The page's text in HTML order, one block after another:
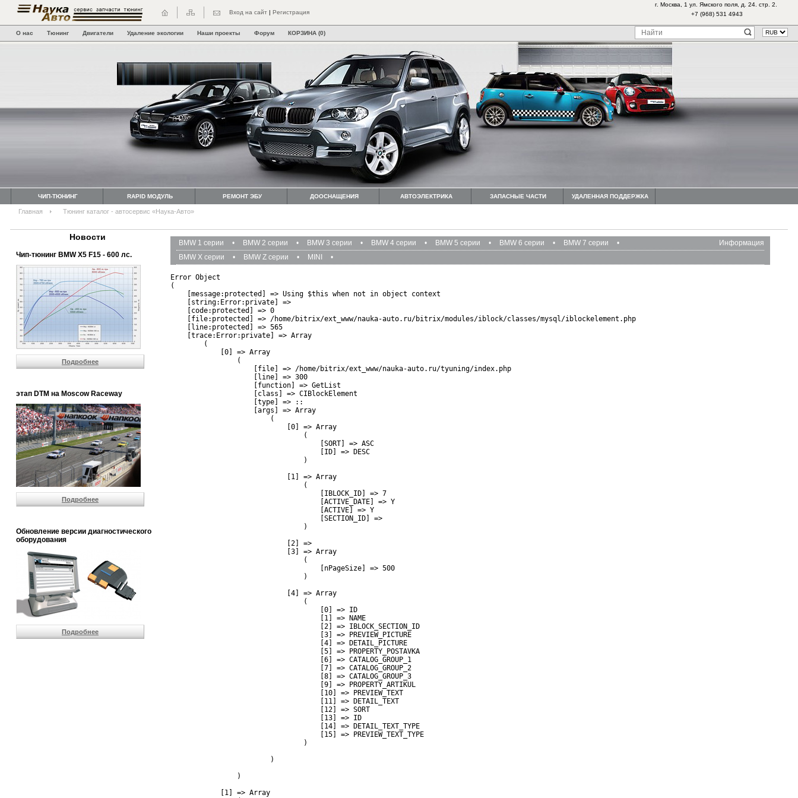
Вход на сайт | Регистрация
г. Москва, 1 ул. Ямского поля, д. 24. стр. 2.
+7 (968) 531 4943
О нас Тюнинг Двигатели Удаление экологии Наши проекты Форум КОРЗИНА (0)
ЧИП-ТЮНИНГ RAPID МОДУЛЬ РЕМОНТ ЭБУ ДООСНАЩЕНИЯ АВТОЭЛЕКТРИКА ЗАПАСНЫЕ ЧАСТИ УДАЛЕННАЯ ПОДДЕРЖКА
Главная Тюнинг каталог - автосервис «Наука-Авто»
Новости
Чип-тюнинг BMW Х5 F15 - 600 лс.
Подробнее
этап DTM на Moscow Raceway
Подробнее
Обновление версии диагностического
оборудования
Подробнее
Информация
BMW 1 серии • BMW 2 серии • BMW 3 серии • BMW 4 серии • BMW 5 серии • BMW 6 серии • BMW 7 серии
•
BMW X серии
• BMW Z серии • MINI •
Error Object
(
    [message:protected] => Using $this when not in object context
    [string:Error:private] =>
    [code:protected] => 0
    [file:protected] => /home/bitrix/ext_www/nauka-auto.ru/bitrix/modules/iblock/classes/mysql/iblockelement.php
    [line:protected] => 565
    [trace:Error:private] => Array
        (
            [0] => Array
                (
                    [file] => /home/bitrix/ext_www/nauka-auto.ru/tyuning/index.php
                    [line] => 300
                    [function] => GetList
                    [class] => CIBlockElement
                    [type] => ::
                    [args] => Array
                        (
                            [0] => Array
                                (
                                    [SORT] => ASC
                                    [ID] => DESC
                                )
                            [1] => Array
                                (
                                    [IBLOCK_ID] => 7
                                    [ACTIVE_DATE] => Y
                                    [ACTIVE] => Y
                                    [SECTION_ID] =>
                                )
                            [2] =>
                            [3] => Array
                                (
                                    [nPageSize] => 500
                                )
                            [4] => Array
                                (
                                    [0] => ID
                                    [1] => NAME
                                    [2] => IBLOCK_SECTION_ID
                                    [3] => PREVIEW_PICTURE
                                    [4] => DETAIL_PICTURE
                                    [5] => PROPERTY_POSTAVKA
                                    [6] => CATALOG_GROUP_1
                                    [7] => CATALOG_GROUP_2
                                    [8] => CATALOG_GROUP_3
                                    [9] => PROPERTY_ARTIKUL
                                    [10] => PREVIEW_TEXT
                                    [11] => DETAIL_TEXT
                                    [12] => SORT
                                    [13] => ID
                                    [14] => DETAIL_TEXT_TYPE
                                    [15] => PREVIEW_TEXT_TYPE
                                )
                        )
                )
            [1] => Array